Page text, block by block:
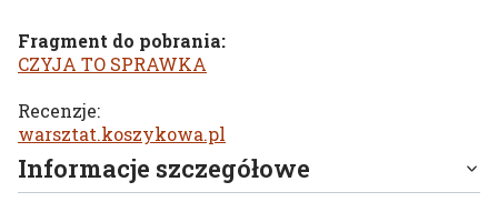
Fragment do pobrania:
CZYJA TO SPRAWKA
Recenzje:
warsztat.koszykowa.pl
Informacje szczegółowe